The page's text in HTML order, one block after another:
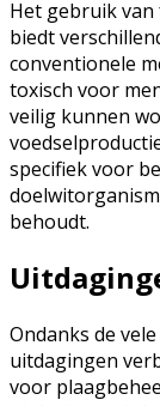
Het gebruik
biedt
conventionele
toxisch voor
veilig kunnen
specifiek voor
behoudt.
Ondanks de
uitdagingen
voor